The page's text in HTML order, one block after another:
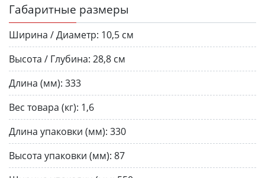
Габаритные размеры
Ширина / Диаметр: 10,5 см
Высота / Глубина: 28,8 см
Длина (мм): 333
Вес товара (кг): 1,6
Длина упаковки (мм): 330
Высота упаковки (мм): 87